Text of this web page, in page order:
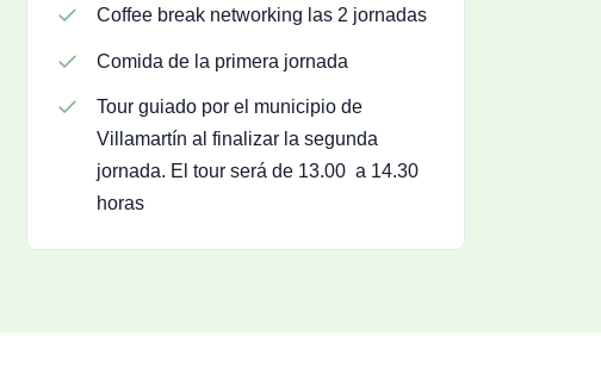
Coffee break networking las 2 jornadas
Comida de la primera jornada
Tour guiado por el municipio de
Villamartín al finalizar la segunda
jornada. El tour será de 13.00 a 14.30
horas